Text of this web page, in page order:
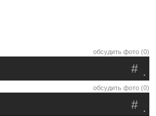
обсудить фото (0)
.
#
обсудить фото (0)
.
#